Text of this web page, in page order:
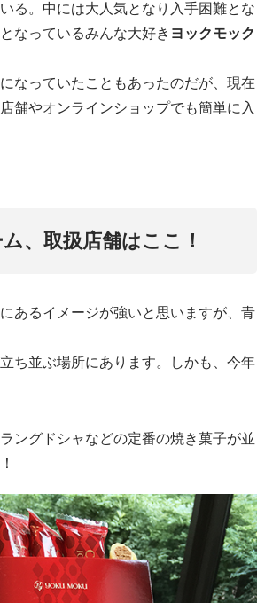
る。中には大人気となり入手困難とな
なっているみんな大好き ヨックモック
なっていたこともあったのだが、現在
舗やオンラインショップでも簡単に入
、取扱店舗はここ！
あるイメージが強いと思いますが、青
ち並ぶ場所にあります。しかも、今年
ングドシャなどの定番の焼き菓子が並